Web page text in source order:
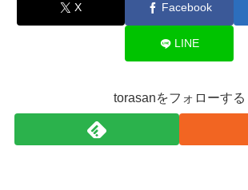
X Facebook
LINE
torasanをフォローする